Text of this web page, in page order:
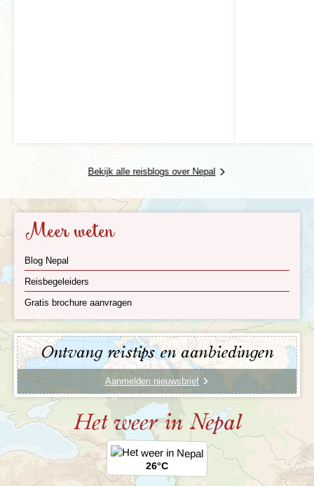
Bekijk alle reisblogs over Nepal
Meer weten
Blog Nepal
Reisbegeleiders
Gratis brochure aanvragen
Ontvang reistips en aanbiedingen
Aanmelden nieuwsbrief
Het weer in Nepal
26°C